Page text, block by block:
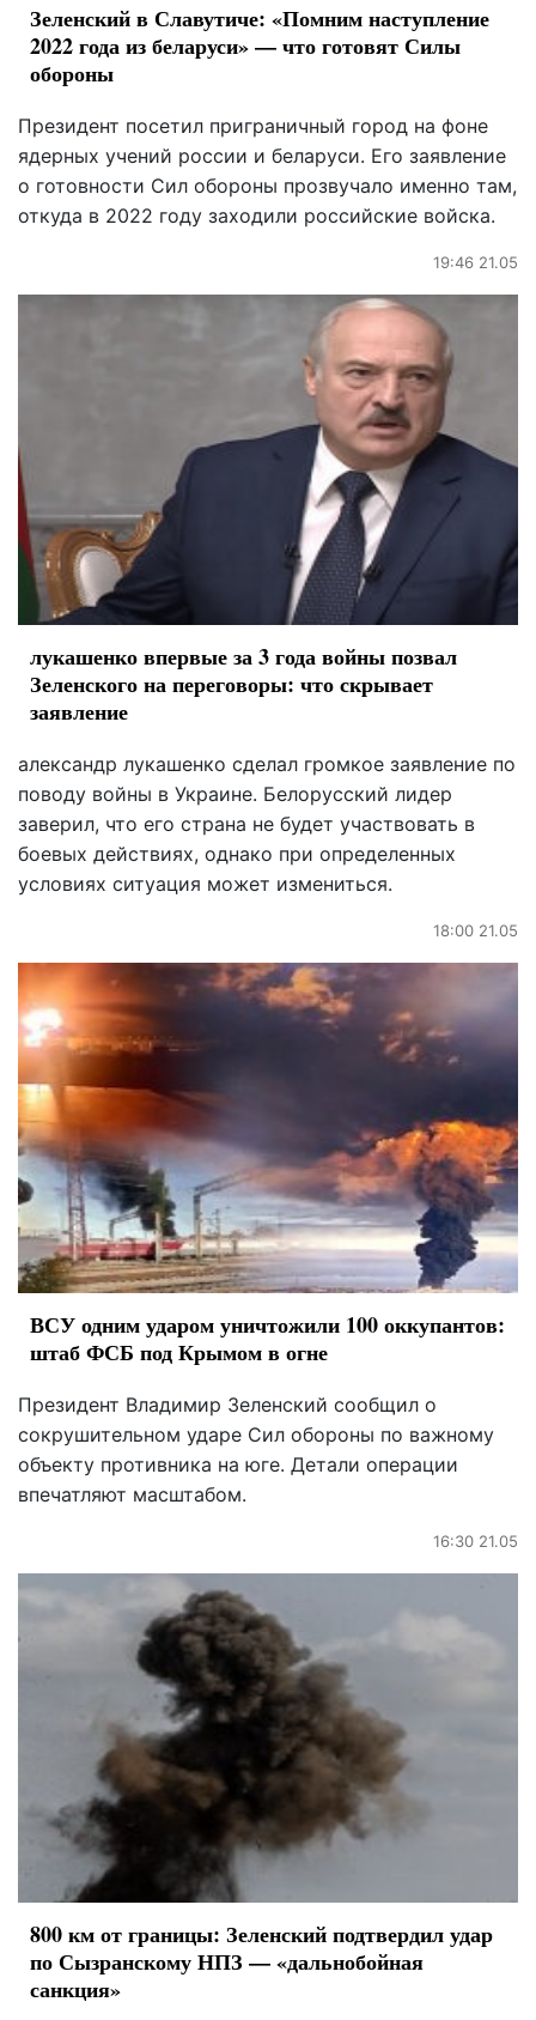
Зеленский в Славутиче: «Помним наступление
2022 года из беларуси» — что готовят Силы
обороны
Президент посетил приграничный город на фоне
ядерных учений россии и беларуси. Его заявление
о готовности Сил обороны прозвучало именно там,
откуда в 2022 году заходили российские войска.
19:46 21.05
лукашенко впервые за 3 года войны позвал
Зеленского на переговоры: что скрывает
заявление
александр лукашенко сделал громкое заявление по
поводу войны в Украине. Белорусский лидер
заверил, что его страна не будет участвовать в
боевых действиях, однако при определенных
условиях ситуация может измениться.
18:00 21.05
ВСУ одним ударом уничтожили 100 оккупантов:
штаб ФСБ под Крымом в огне
Президент Владимир Зеленский сообщил о
сокрушительном ударе Сил обороны по важному
объекту противника на юге. Детали операции
впечатляют масштабом.
16:30 21.05
800 км от границы: Зеленский подтвердил удар
по Сызранскому НПЗ — «дальнобойная
санкция»